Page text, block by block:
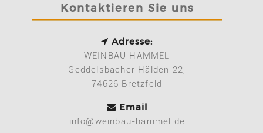
Kontaktieren Sie uns
Adresse:
WEINBAU HAMMEL
Geddelsbacher Hälden 22,
74626 Bretzfeld
Email
info@weinbau-hammel.de